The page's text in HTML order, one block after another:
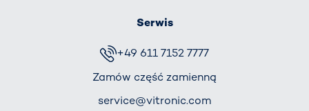
Serwis
+49 611 7152 7777
Zamów część zamienną
service@vitronic.com